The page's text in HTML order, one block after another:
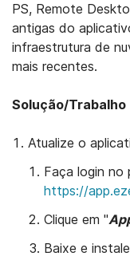
PS, Remote
antigas do
infraestrutura de
mais recentes.
Solução/Trabalho
Atualize o
Faça login no
https://
Clique em "
Baixe e